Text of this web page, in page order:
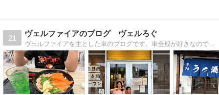
21
ヴェルファイアのブログ ヴェルろぐ
ヴェルファイアを主とした車のブログです。車全般が好きなのでヴェルファイア以外にも試乗したりします。又、ヴェルファイアでプチ旅行／宿泊旅行も行きます。